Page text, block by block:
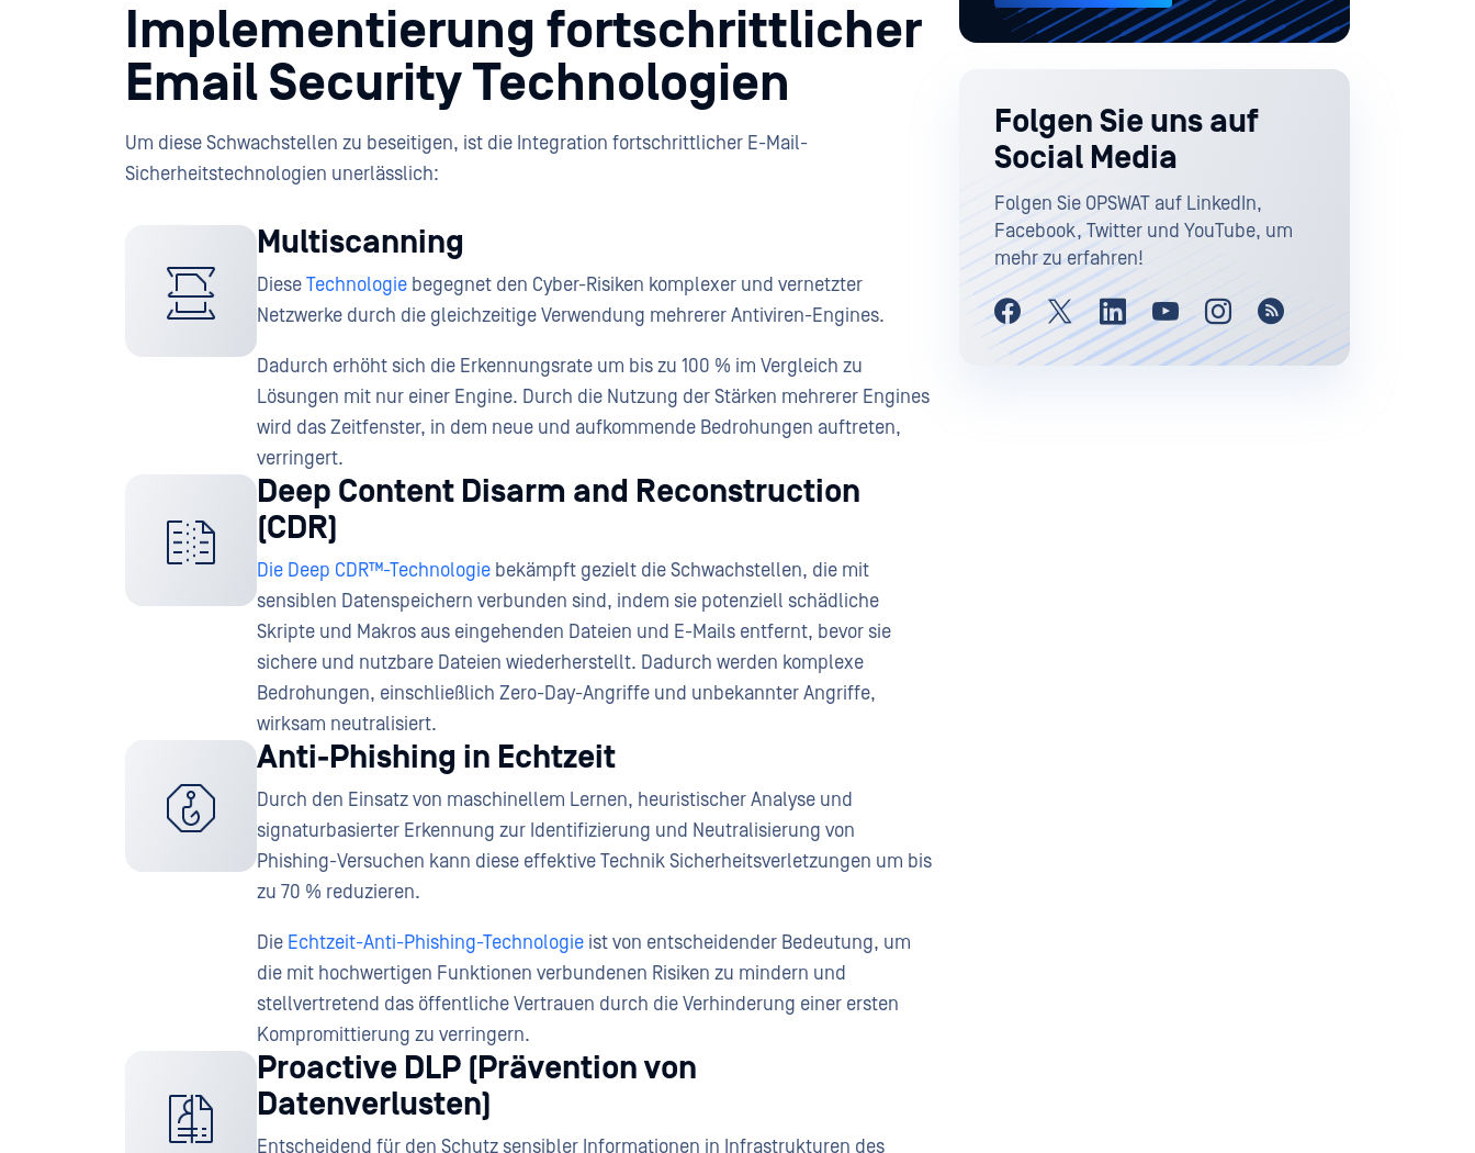
Implementierung fortschrittlicher
Email Security Technologien
Um diese Schwachstellen zu beseitigen, ist die Integration fortschrittlicher E-Mail-
Sicherheitstechnologien unerlässlich:
Multiscanning
DieseTechnologie begegnet den Cyber-Risiken komplexer und vernetzter
Netzwerke durch die gleichzeitige Verwendung mehrerer Antiviren-Engines.
Dadurch erhöht sich die Erkennungsrate um bis zu 100 % im Vergleich zu
Lösungen mit nur einer Engine. Durch die Nutzung der Stärken mehrerer Engines
wird das Zeitfenster, in dem neue und aufkommende Bedrohungen auftreten,
verringert.
Deep Content Disarm and Reconstruction
(CDR)
Die Deep CDR™-Technologie bekämpft gezielt die Schwachstellen, die mit
sensiblen Datenspeichern verbunden sind, indem sie potenziell schädliche
Skripte und Makros aus eingehenden Dateien und E-Mails entfernt, bevor sie
sichere und nutzbare Dateien wiederherstellt. Dadurch werden komplexe
Bedrohungen, einschließlich Zero-Day-Angriffe und unbekannter Angriffe,
wirksam neutralisiert.
Anti-Phishing in Echtzeit
Durch den Einsatz von maschinellem Lernen, heuristischer Analyse und
signaturbasierter Erkennung zur Identifizierung und Neutralisierung von
Phishing-Versuchen kann diese effektive Technik Sicherheitsverletzungen um bis
zu 70 % reduzieren.
Die Echtzeit-Anti-Phishing-Technologie ist von entscheidender Bedeutung, um
die mit hochwertigen Funktionen verbundenen Risiken zu mindern und
stellvertretend das öffentliche Vertrauen durch die Verhinderung einer ersten
Kompromittierung zu verringern.
Proactive DLP (Prävention von
Datenverlusten)
Entscheidend für den Schutz sensibler Informationen in Infrastrukturen des
Folgen Sie uns auf
Social Media
Folgen Sie OPSWAT auf LinkedIn,
Facebook, Twitter und YouTube, um
mehr zu erfahren!